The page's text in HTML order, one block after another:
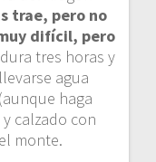
trae, pero no
difícil, pero
tres horas y
agua
haga
calzado con
monte.